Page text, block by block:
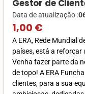
Gestor de
Data de atualização :
1,00 €
A ERA, Rede Mundial
países, está a reforçar
Venha fazer parte da
de topo! A ERA
clientes, para a sua